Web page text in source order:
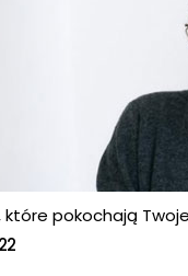
które pokochają